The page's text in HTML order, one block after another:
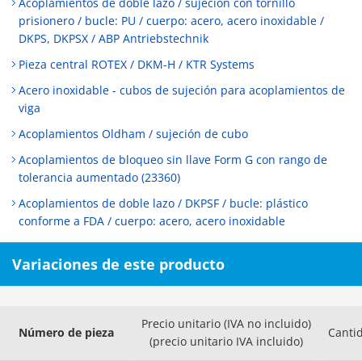
prisionero / bucle: PU / cuerpo: acero, acero inoxidable /
DKPS, DKPSX / ABP Antriebstechnik
Pieza central ROTEX / DKM-H / KTR Systems
Acero inoxidable - cubos de sujeción para acoplamientos de
viga
Acoplamientos Oldham / sujeción de cubo
Acoplamientos de bloqueo sin llave Form G con rango de
tolerancia aumentado (23360)
Acoplamientos de doble lazo / DKPSF / bucle: plástico
conforme a FDA / cuerpo: acero, acero inoxidable
Variaciones de este producto
Número de pieza
Precio unitario (IVA no incluido)
(precio unitario IVA incluido)